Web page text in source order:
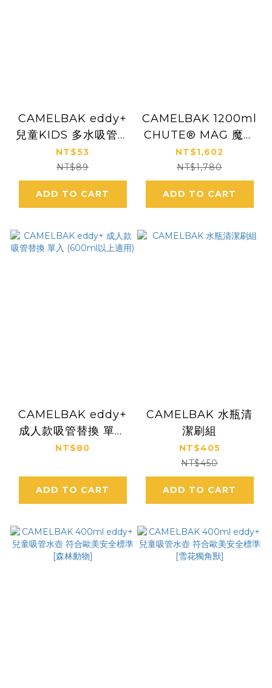
CAMELBAK eddy+
兒童KIDS 多水吸管防
塵蓋
NT$53
NT$89
ADD TO CART
CAMELBAK 1200ml
CHUTE® MAG 魔力
磁吸不銹鋼保溫保冰水
瓶
NT$1,602
NT$1,780
ADD TO CART
CAMELBAK eddy+
成人款吸管替換 單入
(600ml以上適用)
NT$80
ADD TO CART
CAMELBAK 水瓶清
潔刷組
NT$405
NT$450
ADD TO CART